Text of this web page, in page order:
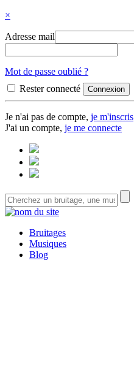
×
Adresse mail
Mot de passe oublié ?
Rester connecté
Je n'ai pas de compte, je m'inscris
J'ai un compte, je me connecte
Bruitages
Musiques
Blog